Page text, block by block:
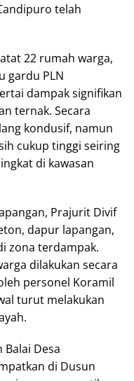
telah
22 rumah warga,
gardu PLN
dampak signifikan
ternak. Secara
kondusif, namun
cukup tinggi seiring
di kawasan
Prajurit Divif
dapur lapangan,
zona terdampak.
dilakukan secara
personel Koramil
turut melakukan
Desa
di Dusun